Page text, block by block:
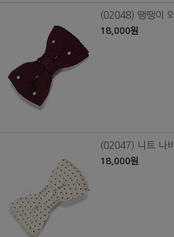
(02048) 땡땡이
18,000원
(02047) 니트 나
18,000원